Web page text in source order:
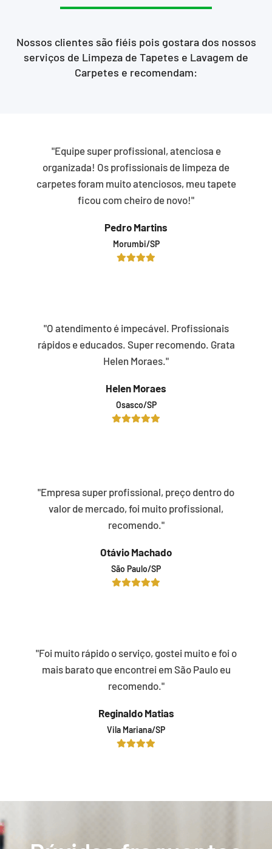
Nossos clientes são fiéis pois gostara dos nossos
serviços de Limpeza de Tapetes e Lavagem de
Carpetes e recomendam:
"Equipe super profissional, atenciosa e
organizada! Os profissionais de limpeza de
carpetes foram muito atenciosos, meu tapete
ficou com cheiro de novo!"
Pedro Martins
Morumbi/SP
"O atendimento é impecável. Profissionais
rápidos e educados. Super recomendo. Grata
Helen Moraes."
Helen Moraes
Osasco/SP
"Empresa super profissional, preço dentro do
valor de mercado, foi muito profissional,
recomendo."
Otávio Machado
São Paulo/SP
"Foi muito rápido o serviço, gostei muito e foi o
mais barato que encontrei em São Paulo eu
recomendo."
Reginaldo Matias
Vila Mariana/SP